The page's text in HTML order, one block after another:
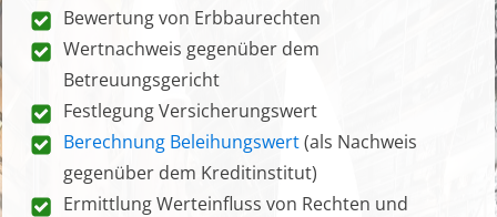
Bewertung von Erbbaurechten
Wertnachweis gegenüber dem
Betreuungsgericht
Festlegung Versicherungswert
Berechnung Beleihungswert(als Nachweis
gegenüber dem Kreditinstitut)
Ermittlung Werteinfluss von Rechten und